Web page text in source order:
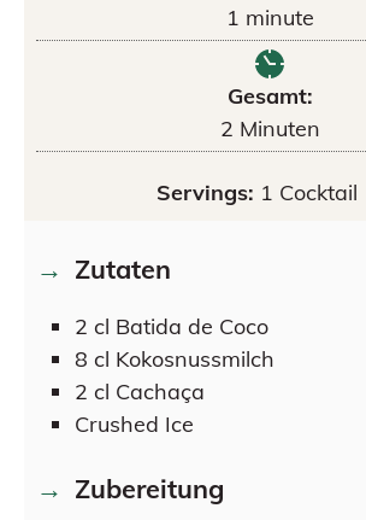
1 minute
Gesamt:
2 Minuten
Servings: 1 Cocktail
Zutaten
2 cl Batida de Coco
8 cl Kokosnussmilch
2 cl Cachaça
Crushed Ice
Zubereitung